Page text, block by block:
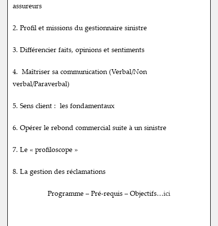
assureurs
2. Profil et missions du gestionnaire sinistre
3. Différencier faits, opinions et sentiments
4. Maîtriser sa communication (Verbal/Non
verbal/Paraverbal)
5. Sens client : les fondamentaux
6. Opérer le rebond commercial suite à un sinistre
7. Le « profiloscope »
8. La gestion des réclamations
Programme – Pré-requis – Objectifs…ici